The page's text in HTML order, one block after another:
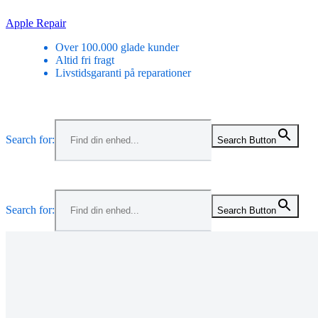
Skip
Apple Repair
Over 100.000 glade kunder
Altid fri fragt
Livstidsgaranti på reparationer
Search for: Search Button
Search for: Search Button